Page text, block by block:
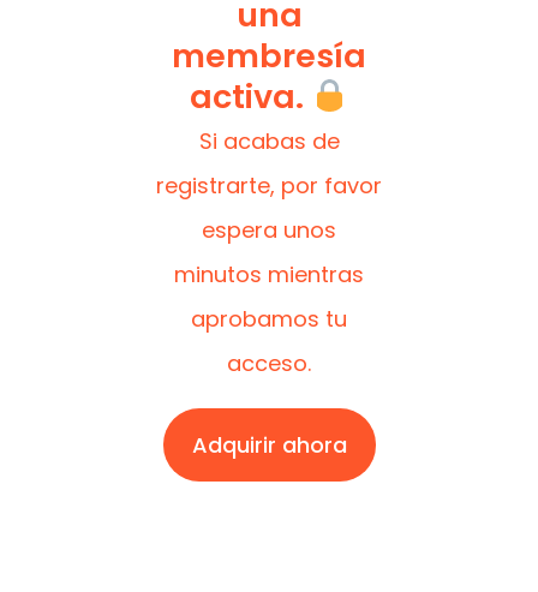
una
membresía
activa.
Si acabas de
registrarte, por favor
espera unos
minutos mientras
aprobamos tu
acceso.
Adquirir ahora